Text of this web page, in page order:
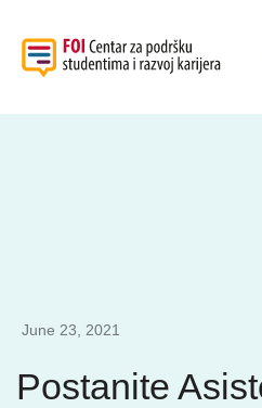
June 23, 2021
Postanite